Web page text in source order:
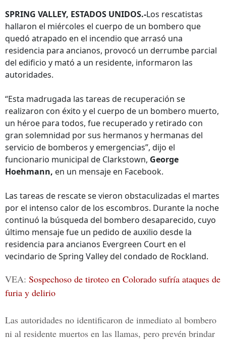
SPRING VALLEY, ESTADOS UNIDOS.-Los rescatistas
hallaron el miércoles el cuerpo de un bombero que
quedó atrapado en el incendio que arrasó una
residencia para ancianos, provocó un derrumbe parcial
del edificio y mató a un residente, informaron las
autoridades.
“Esta madrugada las tareas de recuperación se
realizaron con éxito y el cuerpo de un bombero muerto,
un héroe para todos, fue recuperado y retirado con
gran solemnidad por sus hermanos y hermanas del
servicio de bomberos y emergencias”, dijo el
funcionario municipal de Clarkstown, George
Hoehmann, en un mensaje en Facebook.
Las tareas de rescate se vieron obstaculizadas el martes
por el intenso calor de los escombros. Durante la noche
continuó la búsqueda del bombero desaparecido, cuyo
último mensaje fue un pedido de auxilio desde la
residencia para ancianos Evergreen Court en el
vecindario de Spring Valley del condado de Rockland.
VEA: Sospechoso de tiroteo en Colorado sufría ataques de
furia y delirio
Las autoridades no identificaron de inmediato al bombero
ni al residente muertos en las llamas, pero prevén brindar